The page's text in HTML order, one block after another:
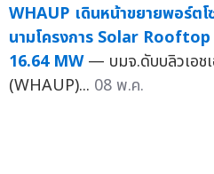
WHAUP เดินหน้าขยายพอร์ต
นามโครงการ Solar
16.64 MW — บมจ.ดับบลิวเอช
(WHAUP)... 08 พ.ค.